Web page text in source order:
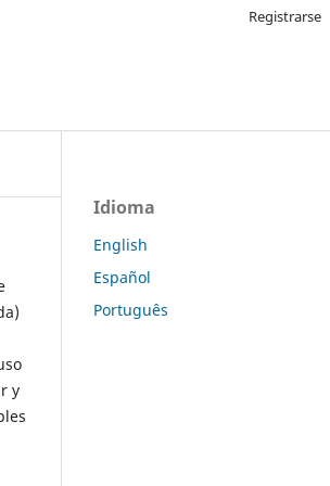
Registrarse
y
Idioma
English
Español
Português